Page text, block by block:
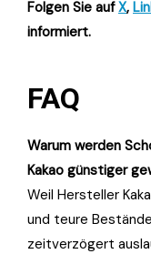
Folgen Sie aufX,
informiert.
FAQ
Warum werden
Kakao günstiger
Weil Hersteller
und teure
zeitverzögert